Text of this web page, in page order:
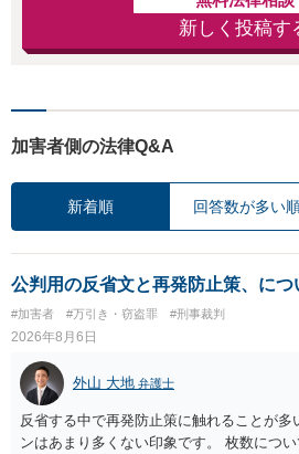
新しく投稿す
加害者側の法律Q&A
新着順 回答数が多い
公判用の反省文と再発防止策、につ
#加害者 #万引き・窃盗罪 #刑事裁判
2026年8月6日
外山 大地 弁護士
反省する中で再発防止策に触れることが
ンはあまり多くない印象です。 枚数につ